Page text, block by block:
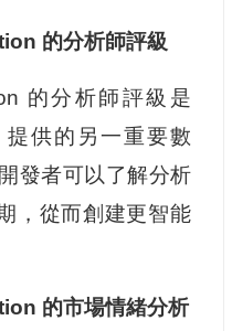
的分析師評級
的分析師評級是
提供的另一重要數
發者可以了解分析
，從而創建更智能
的市場情緒分析